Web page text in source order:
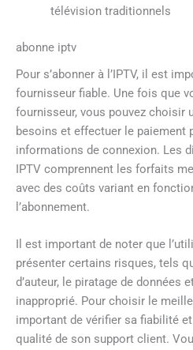
télévision traditionnels
abonne iptv
Pour s’abonner à l’IPTV, il est
fournisseur fiable. Une fois que
fournisseur, vous pouvez choisir
besoins et effectuer le paiement
informations de connexion. Les
IPTV comprennent les forfaits
avec des coûts variant en
l’abonnement.
Il est important de noter que
présenter certains risques, tels
d’auteur, le piratage de données
inapproprié. Pour choisir le
important de vérifier sa fiabilité
qualité de son support client.